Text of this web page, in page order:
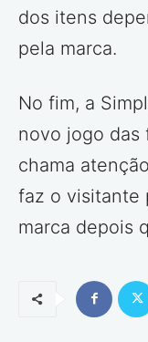
dos itens
pela marca.
No fim, a
novo jogo das
chama
faz o visitante
marca depois